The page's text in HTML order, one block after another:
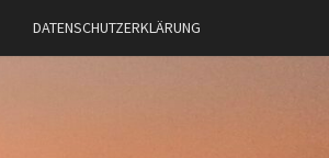
DATENSCHUTZERKLÄRUNG